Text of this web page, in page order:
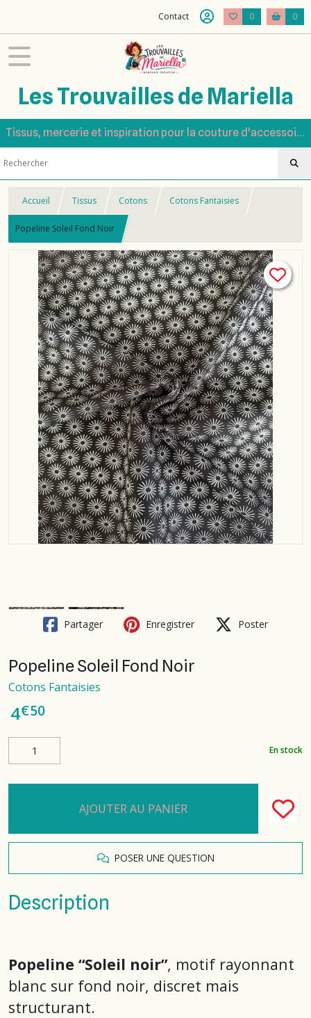
Contact 0 0
Les Trouvailles de Mariella
Tissus, mercerie et inspiration pour la couture d'accessoires
Accueil Tissus Cotons Cotons Fantaisies
Popeline Soleil Fond Noir
Partager Enregistrer Poster
Popeline Soleil Fond Noir
Cotons Fantaisies
4€50
En stock
AJOUTER AU PANIER
POSER UNE QUESTION
Description
Popeline “Soleil noir”, motif rayonnant
blanc sur fond noir, discret mais
structurant.